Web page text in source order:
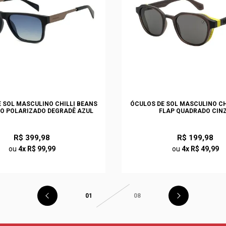
SOL MASCULINO CHILLI BEANS
POLARIZADO DEGRADÊ AZUL
R$ 399,98
ou 4x R$ 99,99
ÓCULOS DE SOL MASCULINO
FLAP QUADRADO
R$ 199,98
ou 4x R$ 49,99
01 08